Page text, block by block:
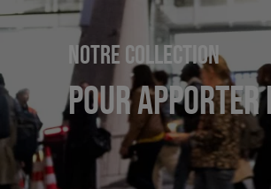
Notre collection
Pour